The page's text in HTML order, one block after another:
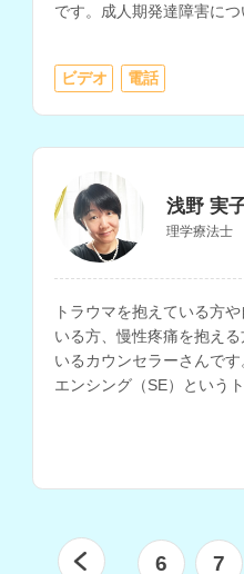
です。成人期発達障害につ
ビデオ 電話
浅野 実
理学療法士
トラウマを抱えている方
いる方、慢性疼痛を抱え
いるカウンセラーさんで
エンシング（SE）という
認定されています。また
6 7